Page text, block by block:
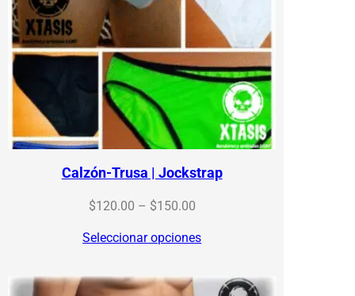
Calzón-Trusa | Jockstrap
$120.00 – $150.00Price
$120.00
$150.00
Seleccionar opciones